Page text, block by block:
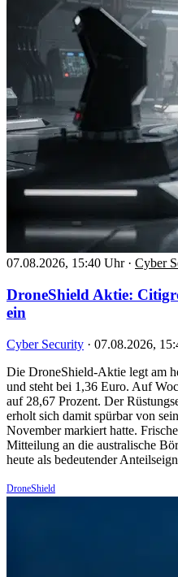
07.08.2026, 15:40 Uhr · Cyber
DroneShield Aktie:
ein
Cyber Security · 07.08.2026,
Die DroneShield-Aktie legt am
und steht bei 1,36 Euro. Auf
auf 28,67 Prozent. Der
erholt sich damit spürbar von
November markiert hatte.
Mitteilung an die australische
heute als bedeutender
DroneShield